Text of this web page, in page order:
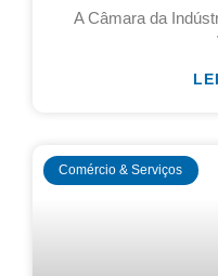
A Câmara da
Comércio & Serviços